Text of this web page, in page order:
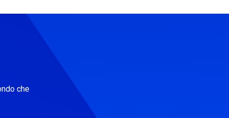
che